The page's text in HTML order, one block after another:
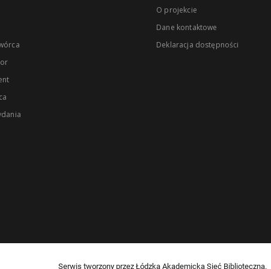
O projekcie
Dane kontaktowe
Deklaracja dostępności
Serwis tworzony przez Łódzką Akademicką Sieć Biblioteczną.